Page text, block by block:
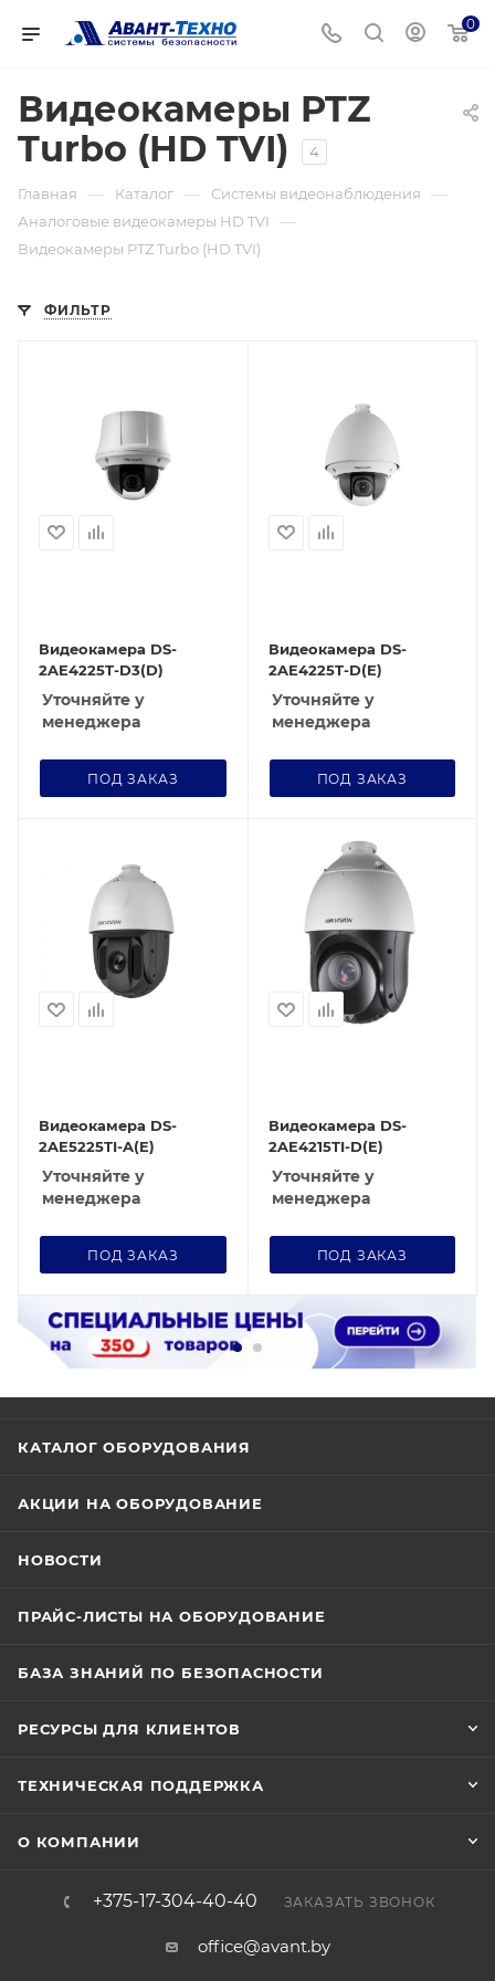
0
Видеокамеры PTZ
Turbo (HD TVI)
4
Главная — Каталог — Системы видеонаблюдения —
Аналоговые видеокамеры HD TVI —
Видеокамеры PTZ Turbo (HD TVI)
ФИЛЬТР
Видеокамера DS-
2AE4225T-D3(D)
Уточняйте у
менеджера
ПОД ЗАКАЗ
Видеокамера DS-
2AE4225T-D(E)
Уточняйте у
менеджера
ПОД ЗАКАЗ
Видеокамера DS-
2AE5225TI-A(E)
Уточняйте у
менеджера
ПОД ЗАКАЗ
Видеокамера DS-
2AE4215TI-D(E)
Уточняйте у
менеджера
ПОД ЗАКАЗ
КАТАЛОГ ОБОРУДОВАНИЯ
АКЦИИ НА ОБОРУДОВАНИЕ
НОВОСТИ
ПРАЙС-ЛИСТЫ НА ОБОРУДОВАНИЕ
БАЗА ЗНАНИЙ ПО БЕЗОПАСНОСТИ
РЕСУРСЫ ДЛЯ КЛИЕНТОВ
ТЕХНИЧЕСКАЯ ПОДДЕРЖКА
О КОМПАНИИ
+375-17-304-40-40 ЗАКАЗАТЬ ЗВОНОК
office@avant.by